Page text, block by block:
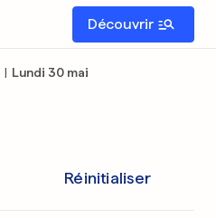
Découvrir
| Lundi 30 mai
Réinitialiser